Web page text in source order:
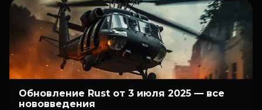
Обновление Rust от 3 июля 2025 — все
нововведения